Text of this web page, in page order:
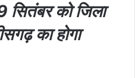
को जिला
का होगा